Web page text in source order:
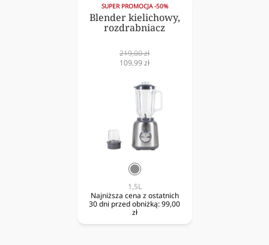
SUPER PROMOCJA -50%
Blender kielichowy,
rozdrabniacz
Cena
normalna
219,00 zł
Cena
109,99 zł
srebrny
1,5L
Najniższa cena z ostatnich
30 dni przed obniżką:99,00
zł